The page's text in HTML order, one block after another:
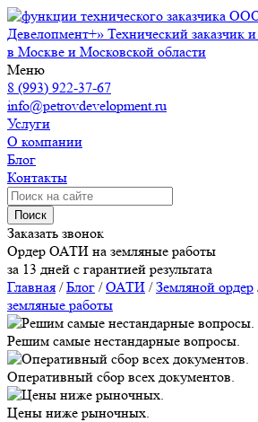
ООО
Девелопмент+» Технический заказчик
в Москве и Московской области
Меню
8 (993) 922-37-67
info@petrovdevelopment.ru
Услуги
О компании
Блог
Контакты
Поиск
Заказать звонок
Ордер ОАТИ на земляные работы
за 13 дней с гарантией результата
Главная /Блог /ОАТИ /Земляной ордер
земляные работы
Решим самые нестандарные вопросы.
Оперативный сбор всех документов.
Цены ниже рыночных.